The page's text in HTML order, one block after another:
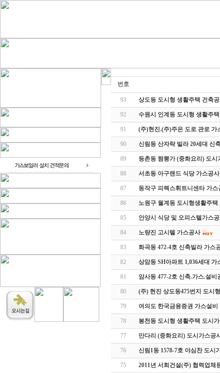
번호
93 상도동 도시형 생활주택 건축
92 수원시 인계동 도시형 생활주
91 (주)현진.(주)주은 도로 관로 가
90 신림동 산자락 빌라 20세대 신
89 등촌동 짬뽕가 (중화요리) 도시
88 서초동 아구랜드 식당 가스공사
87 동작구 피렉스휘트니센타 가스
86 노원구 월계동 도시형생활주택
85 안양시 식당 및 오피스텔가스
84 노량진 고시텔 가스공사
83 화곡동 472-4호 신축빌라 가스
82 상암동 SH아파트 1,036세대 가
81 암사동 477-2호 신축.가스.설비
80 (주) 현진 상도동475번지 도시
79 여의도 한국금융증권 가스설비
78 봉천동 도시형 생활주택 도시
77 만다리 (중화요리) 도시가스공
76 신림1동 1578-7호 야심찬 도시
75 2011년 서희건설(주) 협력업체